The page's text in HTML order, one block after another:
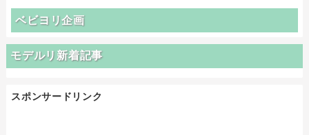
ベビヨリ企画
モデルリ新着記事
スポンサードリンク